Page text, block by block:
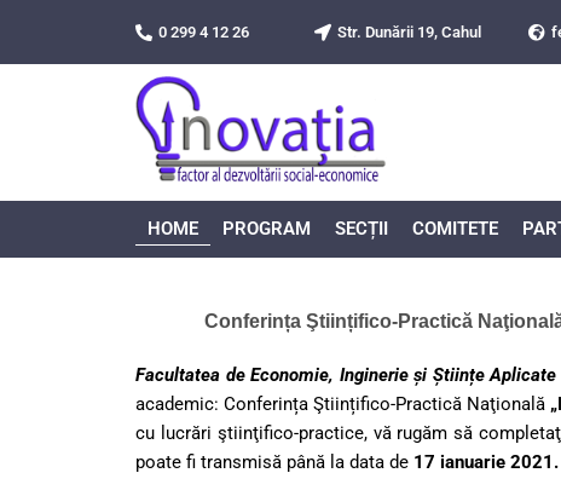
содержимому
0 299 4 12 26 Str. Dunării 19, Cahul
HOME PROGRAM SECȚII COMITETE
Conferința Ştiințifico-Practică
Facultatea de Economie, Inginerie și Științe Aplicate
academic: Conferința Ştiințifico-Practică Naţională
cu lucrări ştiinţifico-practice, vă rugăm să
poate fi transmisă până la data de 17 ianuarie 2021.